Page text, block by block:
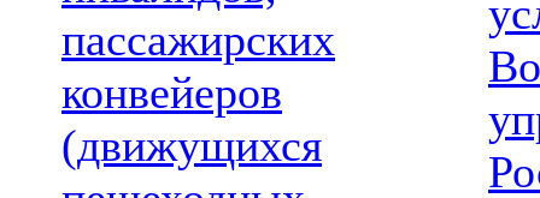
пассажирских
конвейеров
(движущихся